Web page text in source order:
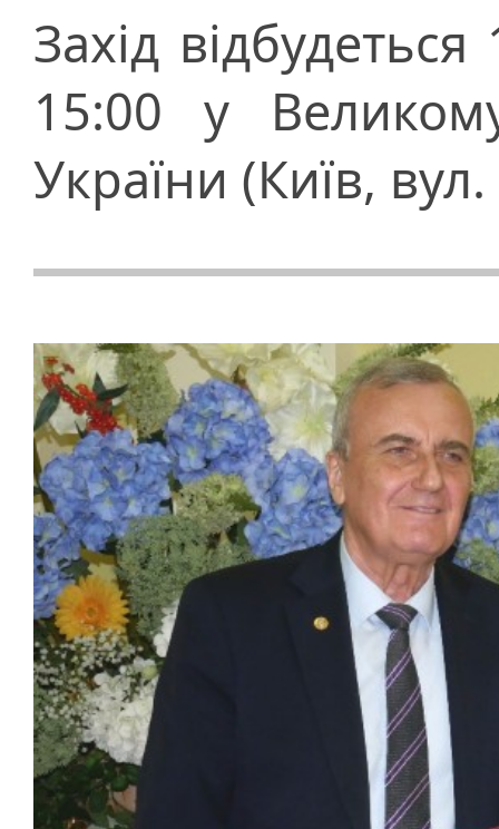
Захід
15:00 у
України (Київ,